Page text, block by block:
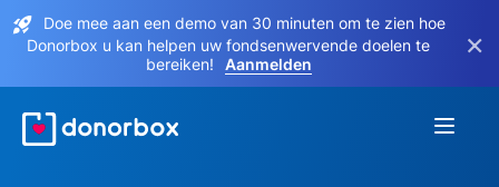
Doe mee aan een demo van 30 minuten om te zien hoe
Donorbox u kan helpen uw fondsenwervende doelen te
bereiken!
Aanmelden
×